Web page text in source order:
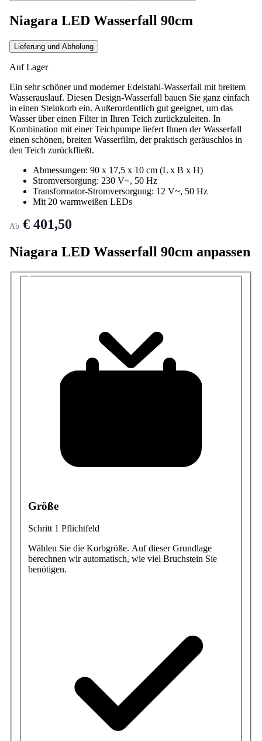
Niagara LED Wasserfall 90cm
Lieferung und Abholung
Auf Lager
Ein sehr schöner und moderner Edelstahl-Wasserfall mit breitem
Wasserauslauf. Diesen Design-Wasserfall bauen Sie ganz einfach
in einen Steinkorb ein. Außerordentlich gut geeignet, um das
Wasser über einen Filter in Ihren Teich zurückzuleiten. In
Kombination mit einer Teichpumpe liefert Ihnen der Wasserfall
einen schönen, breiten Wasserfilm, der praktisch geräuschlos in
den Teich zurückfließt.
Abmessungen: 90 x 17,5 x 10 cm (L x B x H)
Stromversorgung: 230 V~, 50 Hz
Transformator-Stromversorgung: 12 V~, 50 Hz
Mit 20 warmweißen LEDs
Ab € 401,50
Niagara LED Wasserfall 90cm anpassen
Größe
Schritt 1 Pflichtfeld
Wählen Sie die Korbgröße. Auf dieser Grundlage
berechnen wir automatisch, wie viel Bruchstein Sie
benötigen.